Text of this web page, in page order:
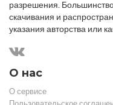
разрешения.
скачивания и
указания авторства или
О нас
О сервисе